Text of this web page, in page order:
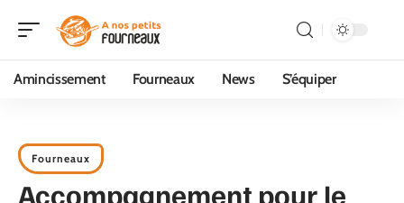
Amincissement Fourneaux News S’équiper
Fourneaux
Accompagnement pour le